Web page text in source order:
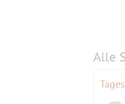
Alle